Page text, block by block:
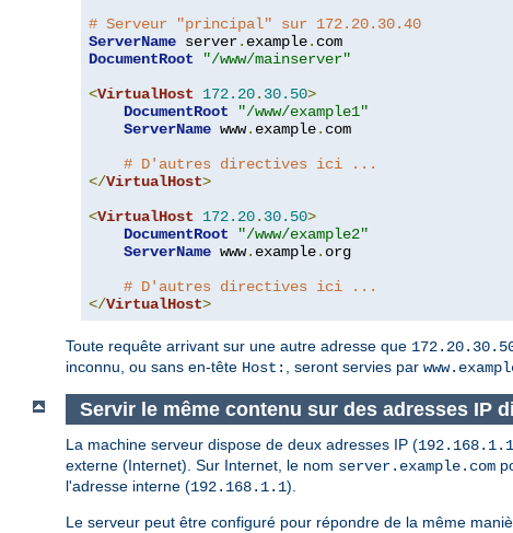
# Serveur "principal" sur 172.20.30.40
ServerName server. example.
DocumentRoot
"/www/mainserver"
<VirtualHost 172.20. 30.50>
DocumentRoot
"/www/example1"
ServerName www. example. com
# D'autres directives ici ...
</VirtualHost>
<VirtualHost 172.20. 30.50>
DocumentRoot
"/www/example2"
ServerName www. example. org
# D'autres directives ici ...
</VirtualHost>
Toute requête arrivant sur une autre adresse que
inconnu, ou sans en-tête Host: , seront servies par
Servir le même contenu sur des adresses IP
La machine serveur dispose de deux adresses IP (192.168.1.1
externe (Internet). Sur Internet, le nom server.example.com
l'adresse interne (192.168.1.1).
Le serveur peut être configuré pour répondre de la même